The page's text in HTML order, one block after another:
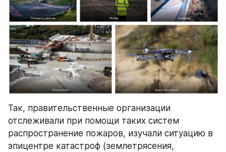
Так, правительственные организации
отслеживали при помощи таких систем
распространение пожаров, изучали ситуацию в
эпицентре катастроф (землетрясения,